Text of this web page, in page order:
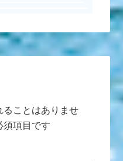
ることはありませ
須項目です